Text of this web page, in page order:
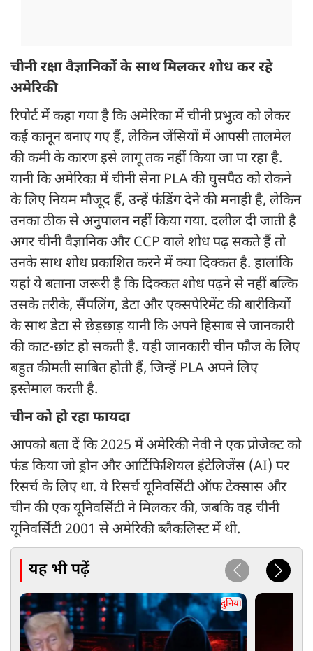
चीनी रक्षा वैज्ञानिकों के साथ मिलकर शोध कर रहे
अमेरिकी
रिपोर्ट में कहा गया है कि अमेरिका में चीनी प्रभुत्व को लेकर
कई कानून बनाए गए हैं, लेकिन जेंसियों में आपसी तालमेल
की कमी के कारण इसे लागू तक नहीं किया जा पा रहा है.
यानी कि अमेरिका में चीनी सेना PLA की घुसपैठ को रोकने
के लिए नियम मौजूद हैं, उन्हें फंडिंग देने की मनाही है, लेकिन
उनका ठीक से अनुपालन नहीं किया गया. दलील दी जाती है
अगर चीनी वैज्ञानिक और CCP वाले शोध पढ़ सकते हैं तो
उनके साथ शोध प्रकाशित करने में क्या दिक्कत है. हालांकि
यहां ये बताना जरूरी है कि दिक्कत शोध पढ़ने से नहीं बल्कि
उसके तरीके, सैंपलिंग, डेटा और एक्सपेरिमेंट की बारीकियों
के साथ डेटा से छेड़छाड़ यानी कि अपने हिसाब से जानकारी
की काट-छांट हो सकती है. यही जानकारी चीन फौज के लिए
बहुत कीमती साबित होती हैं, जिन्हें PLA अपने लिए
इस्तेमाल करती है.
चीन को हो रहा फायदा
आपको बता दें कि 2025 में अमेरिकी नेवी ने एक प्रोजेक्ट को
फंड किया जो ड्रोन और आर्टिफिशियल इंटेलिजेंस (AI) पर
रिसर्च के लिए था. ये रिसर्च यूनिवर्सिटी ऑफ टेक्सास और
चीन की एक यूनिवर्सिटी ने मिलकर की, जबकि वह चीनी
यूनिवर्सिटी 2001 से अमेरिकी ब्लैकलिस्ट में थी.
यह भी पढ़ें
दुनिया